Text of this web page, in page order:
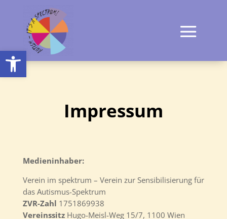
Open toolbar
Impressum
Medieninhaber:
Verein im spektrum – Verein zur Sensibilisierung für
das Autismus-Spektrum
ZVR-Zahl 1751869938
Vereinssitz Hugo-Meisl-Weg 15/7, 1100 Wien